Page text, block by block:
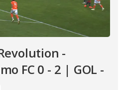
-
FC 0 - 2 | GOL -